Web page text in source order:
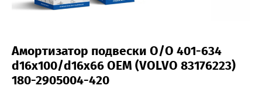
Амортизатор подвески O/O 401-634
d16x100/d16x66 OEM (VOLVO 83176223)
180-2905004-420